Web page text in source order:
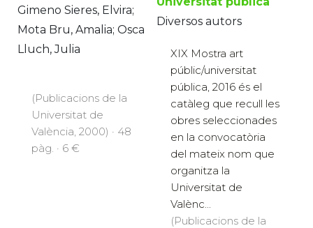
Gimeno Sieres, Elvira;
Mota Bru, Amalia; Osca
Lluch, Julia
(Publicacions de la
Universitat de
València, 2000) · 48
pàg. · 6 €
Diversos autors
XIX Mostra art
públic/universitat
pública, 2016 és el
catàleg que recull les
obres seleccionades
en la convocatòria
del mateix nom que
organitza la
Universitat de
Valènc...
(Publicacions de la